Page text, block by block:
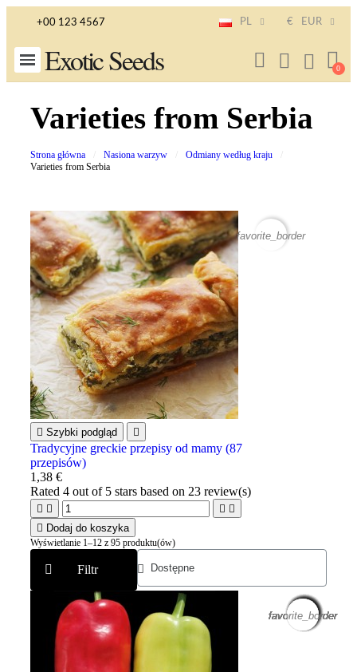
+00 123 4567 PL € EUR
Exotic Seeds
Varieties from Serbia
Strona główna Nasiona warzyw
Odmiany według kraju
Varieties from Serbia
favorite_border
 Szybki podgląd 
Tradycyjne greckie przepisy od mamy (87
przepisów)
1,38 €
Rated4 out of 5 stars based on 23 review(s)
   
 Dodaj do koszyka
Filtr
Wyświetlanie 1–12 z 95 produktu(ów)
favorite_border
favorite_border
favorite_border
favorite_border
favorite_border
favorite_border
favorite_border
favorite_border
favorite_border
favorite_border
favorite_border
favorite_border